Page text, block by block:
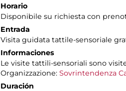
Horario
Disponibile su richiesta con
Entrada
Visita guidata tattile-sensoriale
Informaciones
Le visite tattili-sensoriali sono
Organizzazione: Sovrintendenza
Duración